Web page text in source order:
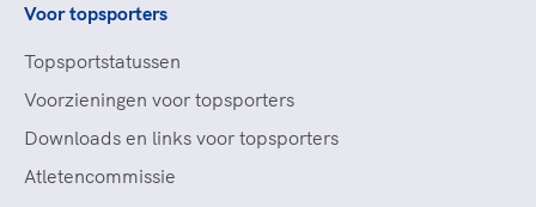
Voor topsporters
Topsportstatussen
Voorzieningen voor topsporters
Downloads en links voor topsporters
Atletencommissie